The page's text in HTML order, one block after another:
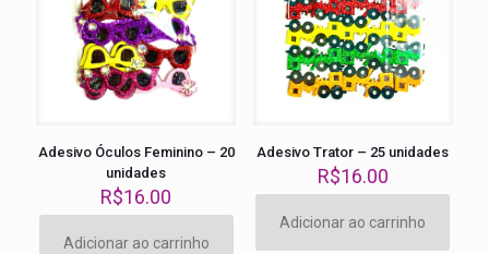
Adesivo Óculos Feminino – 20
unidades
R$16.00
Adicionar ao carrinho
Adesivo Trator – 25 unidades
R$16.00
Adicionar ao carrinho